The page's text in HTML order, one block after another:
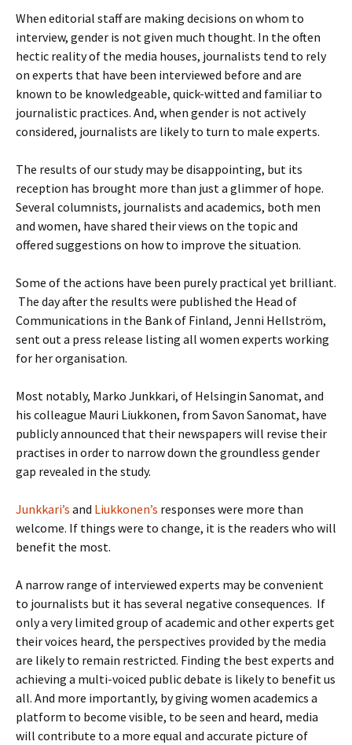
When editorial staff are making decisions on whom to
interview, gender is not given much thought. In the often
hectic reality of the media houses, journalists tend to rely
on experts that have been interviewed before and are
known to be knowledgeable, quick-witted and familiar to
journalistic practices. And, when gender is not actively
considered, journalists are likely to turn to male experts.
The results of our study may be disappointing, but its
reception has brought more than just a glimmer of hope.
Several columnists, journalists and academics, both men
and women, have shared their views on the topic and
offered suggestions on how to improve the situation.
Some of the actions have been purely practical yet brilliant.
The day after the results were published the Head of
Communications in the Bank of Finland, Jenni Hellström,
sent out a press release listing all women experts working
for her organisation.
Most notably, Marko Junkkari, of Helsingin Sanomat, and
his colleague Mauri Liukkonen, from Savon Sanomat, have
publicly announced that their newspapers will revise their
practises in order to narrow down the groundless gender
gap revealed in the study.
Junkkari’s and Liukkonen’s responses were more than
welcome. If things were to change, it is the readers who will
benefit the most.
A narrow range of interviewed experts may be convenient
to journalists but it has several negative consequences. If
only a very limited group of academic and other experts get
their voices heard, the perspectives provided by the media
are likely to remain restricted. Finding the best experts and
achieving a multi-voiced public debate is likely to benefit us
all. And more importantly, by giving women academics a
platform to become visible, to be seen and heard, media
will contribute to a more equal and accurate picture of